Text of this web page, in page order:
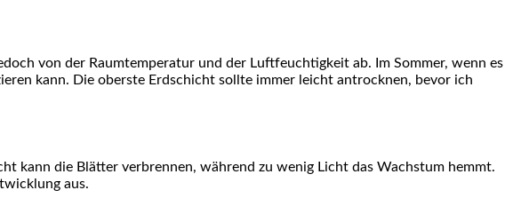
‍von der Raumtemperatur und der Luftfeuchtigkeit ab.⁢ Im Sommer, wenn es
kann. Die oberste Erdschicht sollte immer leicht antrocknen, bevor ich
kann die Blätter verbrennen, ‍während zu wenig Licht das ​Wachstum hemmt.
​aus.